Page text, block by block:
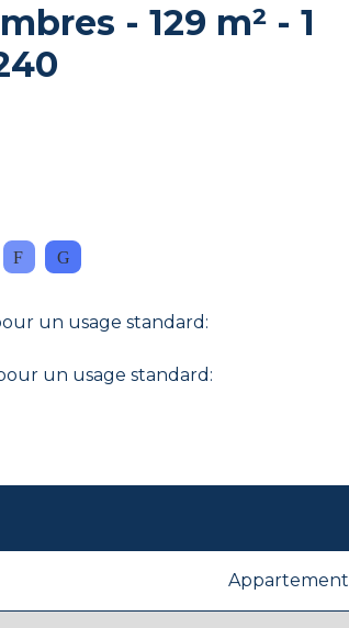
- 129 m² - 1
un usage standard:
un usage standard:
Appartement